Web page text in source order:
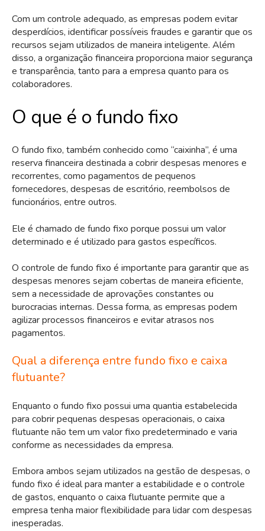
Com um controle adequado, as empresas podem evitar
desperdícios, identificar possíveis fraudes e garantir que os
recursos sejam utilizados de maneira inteligente. Além
disso, a organização financeira proporciona maior segurança
e transparência, tanto para a empresa quanto para os
colaboradores.
O que é o fundo fixo
O fundo fixo, também conhecido como “caixinha”, é uma
reserva financeira destinada a cobrir despesas menores e
recorrentes, como pagamentos de pequenos
fornecedores, despesas de escritório, reembolsos de
funcionários, entre outros.
Ele é chamado de fundo fixo porque possui um valor
determinado e é utilizado para gastos específicos.
O controle de fundo fixo é importante para garantir que as
despesas menores sejam cobertas de maneira eficiente,
sem a necessidade de aprovações constantes ou
burocracias internas. Dessa forma, as empresas podem
agilizar processos financeiros e evitar atrasos nos
pagamentos.
Qual a diferença entre fundo fixo e caixa
flutuante?
Enquanto o fundo fixo possui uma quantia estabelecida
para cobrir pequenas despesas operacionais, o caixa
flutuante não tem um valor fixo predeterminado e varia
conforme as necessidades da empresa.
Embora ambos sejam utilizados na gestão de despesas, o
fundo fixo é ideal para manter a estabilidade e o controle
de gastos, enquanto o caixa flutuante permite que a
empresa tenha maior flexibilidade para lidar com despesas
inesperadas.